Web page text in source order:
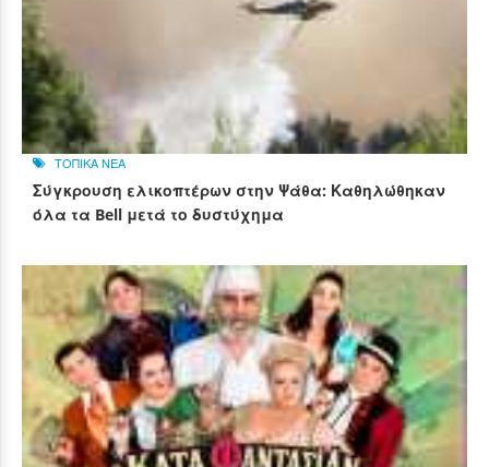
ΤΟΠΙΚΑ ΝΕΑ
Σύγκρουση ελικοπτέρων στην Ψάθα: Καθηλώθηκαν
όλα τα Bell μετά το δυστύχημα